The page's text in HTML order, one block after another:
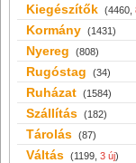
Kiegészítők (4460,
Kormány (1431)
Nyereg (808)
Rugóstag (34)
Ruházat (1584)
Szállítás (182)
Tárolás (87)
Váltás (1199, 3 új)